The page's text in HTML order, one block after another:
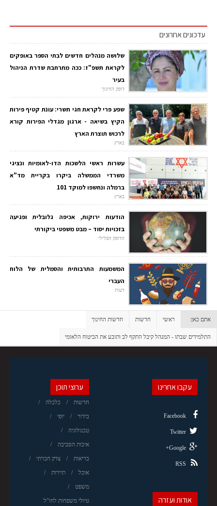
עדכונים אחרונים
שלושה מנהלים חדשים לבתי הספר באופקים
לקראת תשפ"ז: ככה מתרחבת שדרת הניהול
בעיר
דופק החינוך
שפע פרי לקראת חגי תשרי: עונת קטיף פירות
הקיץ בשיאה - ארגון מגדלי הפירות קורא
לרכוש תוצרת הארץ
בארץ
עשרות ראשי הלשכות הדו-לאומיות ונציגי
משרדי הממשלה ביקרו בקריית מד"א
ברמלה ונחשפו למוקד 101
בארץ
הודעות ירוקות, אכיפה גלובלית ופגיעה
בזכויות יסוד – מבט משפטי ביקורתי
הדופק הפלילי
המשמעות התרבותית והסמלית של הלוח
העברי
דעות
אתם כאן: ראשי חדשות חדשות החינוך
התלמידים שבתו - המנהל קיבל התקף לב ותובע את הביטוח הלאומי
ערוצי תוכן
חדשות כלכלה
בידור יופי
טכנולוגיה
איכות הסביבה
בריאות צדק חברתי
אוכל תיירות
משפט
טיולי משפחות לחו"ל
עקבו אחרינו
Facebook
Twitter
Google+
RSS
אודות ועזרה